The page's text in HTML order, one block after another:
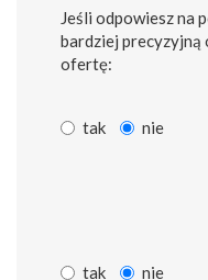
Jeśli odpowiesz na
bardziej precyzyjną
ofertę:
tak nie
tak nie